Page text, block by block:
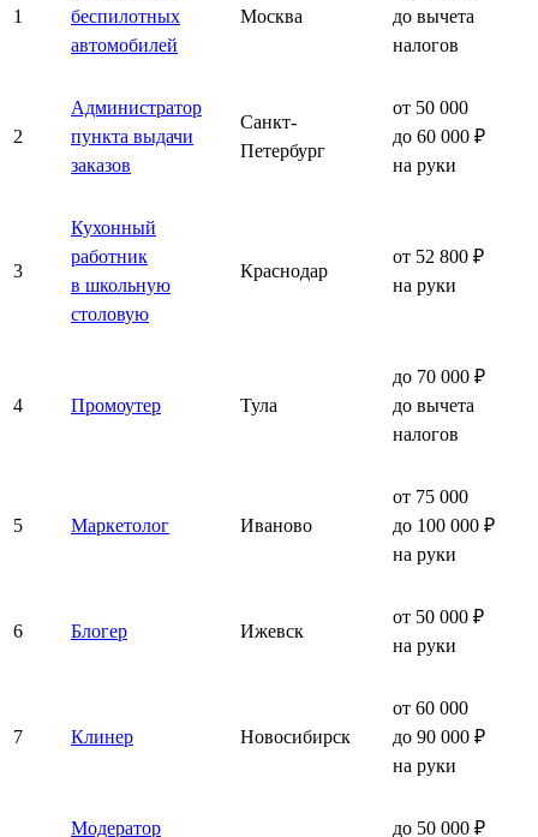
1
беспилотных
автомобилей
Москва
до вычета
налогов
2
Администратор
пункта выдачи
заказов
Санкт-
Петербург
от 50 000
до 60 000 ₽
на руки
3
Кухонный
работник
в школьную
столовую
Краснодар
от 52 800 ₽
на руки
4 Промоутер Тула
до 70 000 ₽
до вычета
налогов
5 Маркетолог Иваново
от 75 000
до 100 000 ₽
на руки
6 Блогер Ижевск
от 50 000 ₽
на руки
7 Клинер Новосибирск
от 60 000
до 90 000 ₽
на руки
Модератор до 50 000 ₽